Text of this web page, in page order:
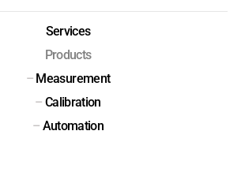
Services
Products
– Measurement
– Calibration
– Automation